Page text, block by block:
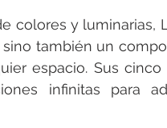
colores y luminarias,
también un
espacio. Sus
infinitas para